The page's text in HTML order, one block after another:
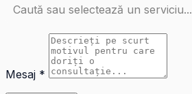
Caută sau selectează un serviciu...
Mesaj *